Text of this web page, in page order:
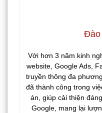
Đào
Với hơn 3 năm kinh
website, Google Ads,
truyền thông đa
đã thành công trong
án, giúp cải thiện
Google, mang lại